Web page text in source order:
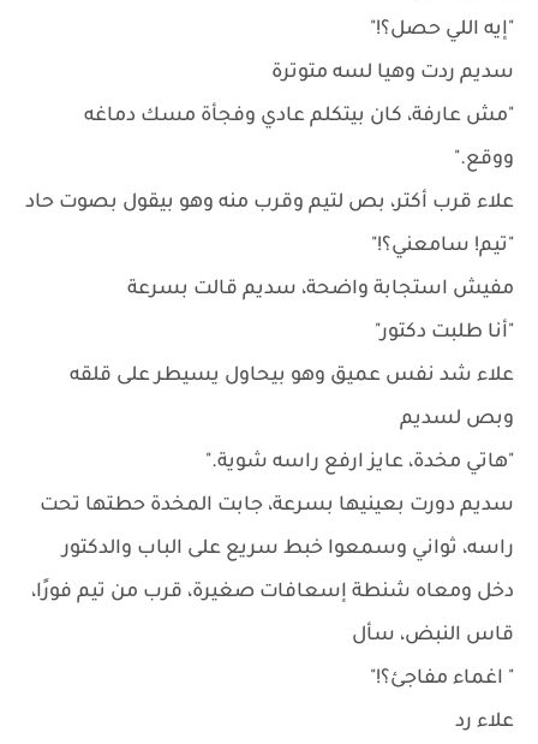
"إيه اللي حصل؟!"
سديم ردت وهيا لسه متوترة
"مش عارفة، كان بيتكلم عادي وفجأة مسك دماغه
ووقع."
علاء قرب أكتر، بص لتيم وقرب منه وهو بيقول بصوت حاد
"تيم! سامعني؟!"
مفيش استجابة واضحة، سديم قالت بسرعة
"أنا طلبت دكتور"
علاء شد نفس عميق وهو بيحاول يسيطر على قلقه
وبص لسديم
"هاتي مخدة، عايز ارفع راسه شوية."
سديم دورت بعينيها بسرعة، جابت المخدة حطتها تحت
راسه، ثواني وسمعوا خبط سريع على الباب والدكتور
دخل ومعاه شنطة إسعافات صغيرة، قرب من تيم فورًا،
قاس النبض، سأل
" اغماء مفاجئ؟!"
علاء رد